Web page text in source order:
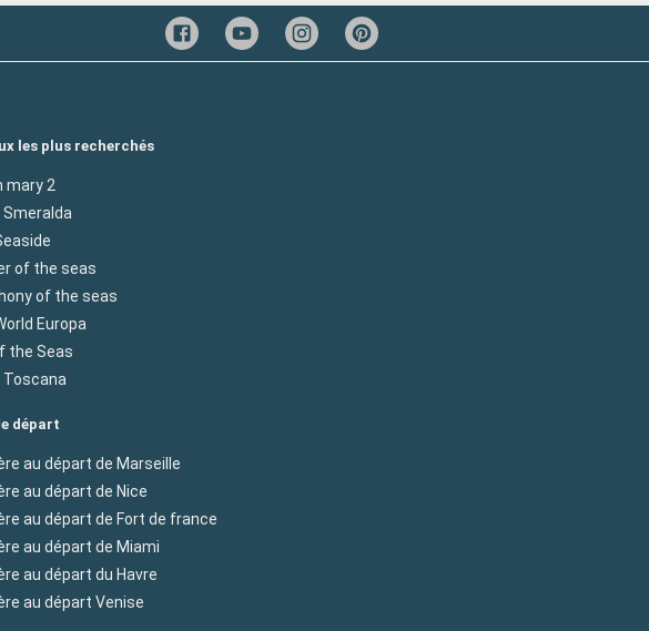
les plus recherchés
mary 2
of the seas
of the seas
Europa
the Seas
départ
au départ de Marseille
au départ de Nice
au départ de Fort de france
au départ de Miami
au départ du Havre
au départ Venise